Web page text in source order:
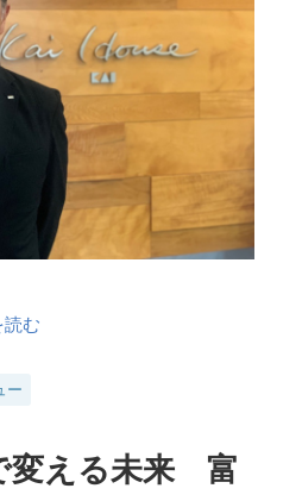
読む
ー
変える未来 富